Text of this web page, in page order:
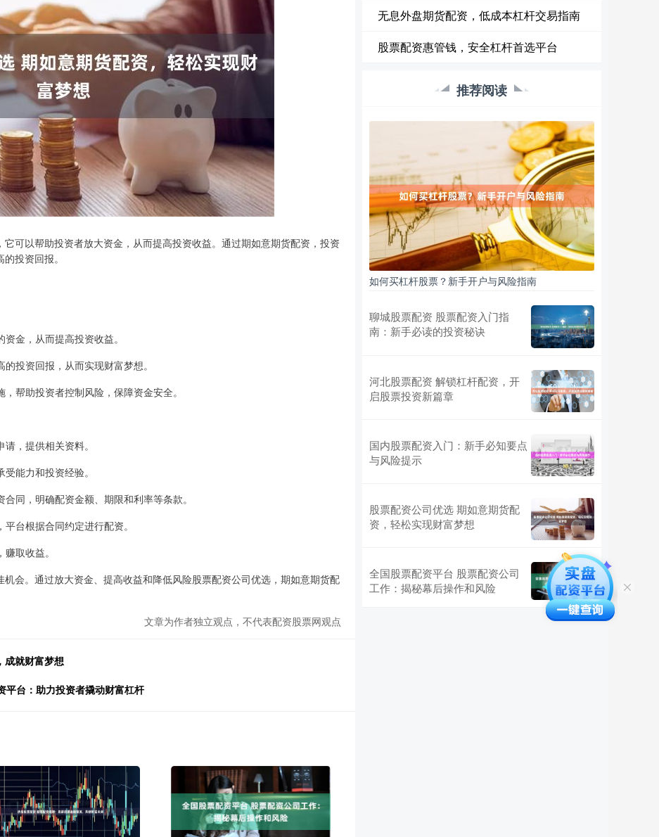
可以帮助投资者放大资金，从而提高投资收益。通过期如意期货配资，投资
投资回报。
金，从而提高投资收益。
投资回报，从而实现财富梦想。
帮助投资者控制风险，保障资金安全。
，提供相关资料。
能力和投资经验。
同，明确配资金额、期限和利率等条款。
台根据合同约定进行配资。
取收益。
会。通过放大资金、提高收益和降低风险股票配资公司优选，期如意期货配
文章为作者独立观点，不代表配资股票网观点
成就财富梦想
平台：助力投资者撬动财富杠杆
无息外盘期货配资，低成本杠杆交易指南
股票配资惠管钱，安全杠杆首选平台
推荐阅读
如何买杠杆股票？新手开户与风险指南
聊城股票配资 股票配资入门指
南：新手必读的投资秘诀
河北股票配资 解锁杠杆配资，开
启股票投资新篇章
国内股票配资入门：新手必知要点
与风险提示
股票配资公司优选 期如意期货配
资，轻松实现财富梦想
全国股票配资平台 股票配资公司
工作：揭秘幕后操作和风险